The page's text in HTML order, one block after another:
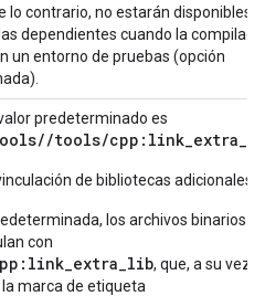
lo contrario, no estarán disponibles
dependientes cuando la
un entorno de pruebas (opción
predeterminado es
tools/
de bibliotecas adicionales.
los archivos binarios
con
, que, a su vez,
marca de etiqueta